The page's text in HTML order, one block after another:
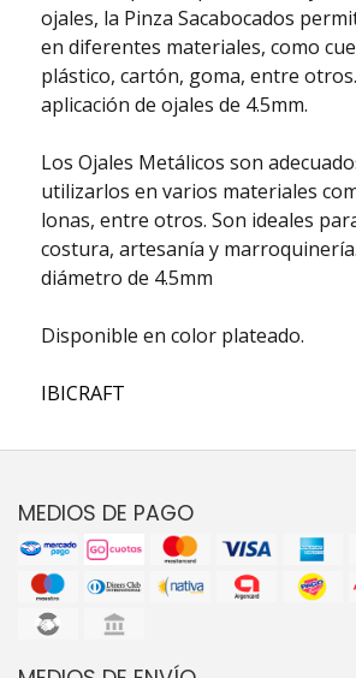
ojales, la Pinza Sacabocados
en diferentes materiales, como
plástico, cartón, goma, entre
aplicación de ojales de 4.5mm.
Los Ojales Metálicos son
utilizarlos en varios materiales
lonas, entre otros. Son ideales
costura, artesanía y
diámetro de 4.5mm
Disponible en color plateado.
IBICRAFT
MEDIOS DE PAGO